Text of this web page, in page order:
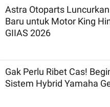
Astra Otoparts
Baru untuk Motor King
GIIAS 2026
Gak Perlu Ribet Cas!
Sistem Hybrid Yamaha